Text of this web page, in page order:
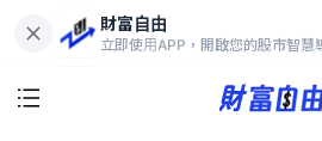
財富自由
立即使用APP，開啟您的股市智慧
16.65
0.3%